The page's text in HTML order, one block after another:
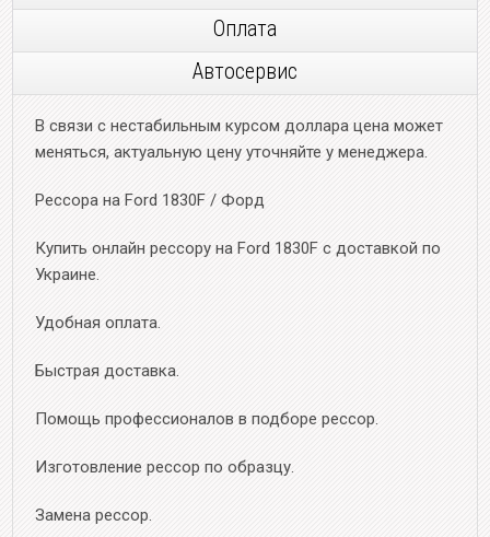
Оплата
Автосервис
В связи с нестабильным курсом доллара цена может
меняться, актуальную цену уточняйте у менеджера.
Рессора на Ford 1830F / Форд
Купить онлайн рессору на Ford 1830F с доставкой по
Украине.
Удобная оплата.
Быстрая доставка.
Помощь профессионалов в подборе рессор.
Изготовление рессор по образцу.
Замена рессор.